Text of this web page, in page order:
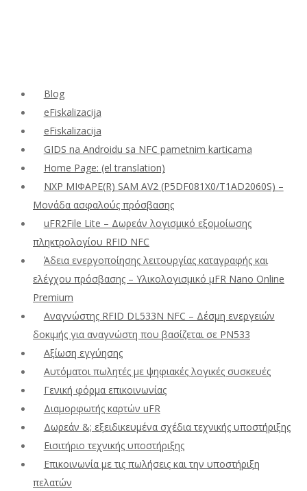
Blog
eFiskalizacija
eFiskalizacija
GIDS na Androidu sa NFC pametnim karticama
Home Page: (el translation)
NXP ΜΙΦΑΡΕ(R) SAM AV2 (P5DF081X0/T1AD2060S) –
Μονάδα ασφαλούς πρόσβασης
uFR2File Lite – Δωρεάν λογισμικό εξομοίωσης
πληκτρολογίου RFID NFC
Άδεια ενεργοποίησης λειτουργίας καταγραφής και
ελέγχου πρόσβασης – Υλικολογισμικό μFR Nano Online
Premium
Αναγνώστης RFID DL533N NFC – Δέσμη ενεργειών
δοκιμής για αναγνώστη που βασίζεται σε PN533
Αξίωση εγγύησης
Αυτόματοι πωλητές με ψηφιακές λογικές συσκευές
Γενική φόρμα επικοινωνίας
Διαμορφωτής καρτών uFR
Δωρεάν &; εξειδικευμένα σχέδια τεχνικής υποστήριξης
Εισιτήριο τεχνικής υποστήριξης
Επικοινωνία με τις πωλήσεις και την υποστήριξη
πελατών